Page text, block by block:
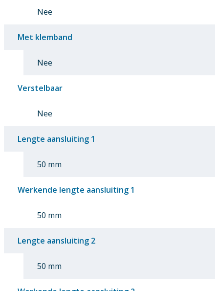
Nee
Met klemband
Nee
Verstelbaar
Nee
Lengte aansluiting 1
50 mm
Werkende lengte aansluiting 1
50 mm
Lengte aansluiting 2
50 mm